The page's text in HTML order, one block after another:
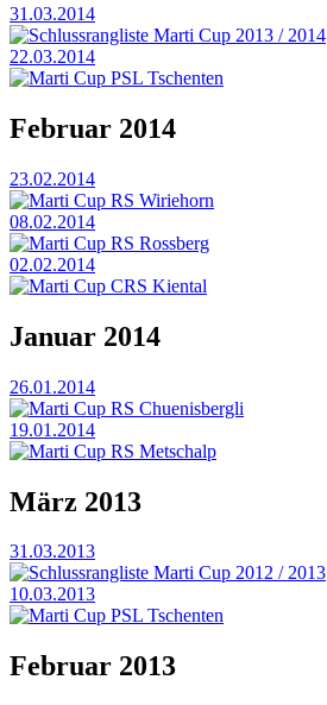
31.03.2014
Schlussrangliste Marti Cup 2013 / 2014
22.03.2014
Marti Cup PSL Tschenten
Februar 2014
23.02.2014
Marti Cup RS Wiriehorn
08.02.2014
Marti Cup RS Rossberg
02.02.2014
Marti Cup CRS Kiental
Januar 2014
26.01.2014
Marti Cup RS Chuenisbergli
19.01.2014
Marti Cup RS Metschalp
März 2013
31.03.2013
Schlussrangliste Marti Cup 2012 / 2013
10.03.2013
Marti Cup PSL Tschenten
Februar 2013